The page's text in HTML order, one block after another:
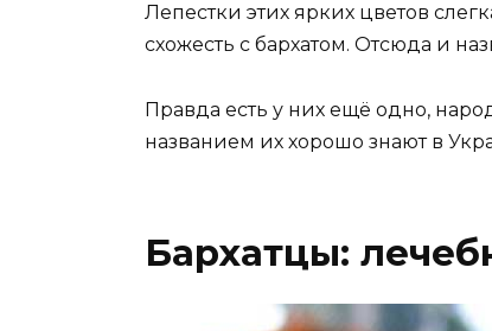
Лепестки этих ярких цветов
схожесть с бархатом. Отсюда и
Правда есть у них ещё одно,
названием их хорошо знают в
Бархатцы: